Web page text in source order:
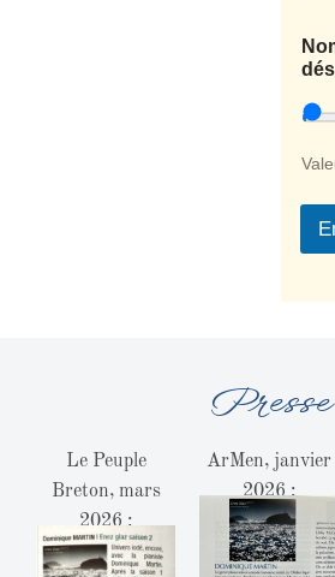
Presse
Le Peuple
Breton, mars
2026 :
ArMen, janvier
2026 :